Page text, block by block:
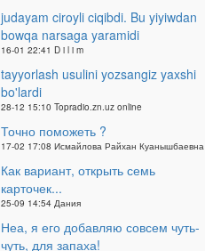
judayam ciroyli ciqibdi. Bu yiyiwdan
bowqa narsaga yaramidi
16-01 22:41 D i l i m
tayyorlash usulini yozsangiz yaxshi
bo'lardi
28-12 15:10 Topradio.zn.uz online
Точно поможеть ?
17-02 17:08 Исмайлова Райхан Куанышбаевна
Как вариант, открыть семь
карточек...
25-09 14:54 Дания
Неа, я его добавляю совсем чуть-
чуть, для запаха!